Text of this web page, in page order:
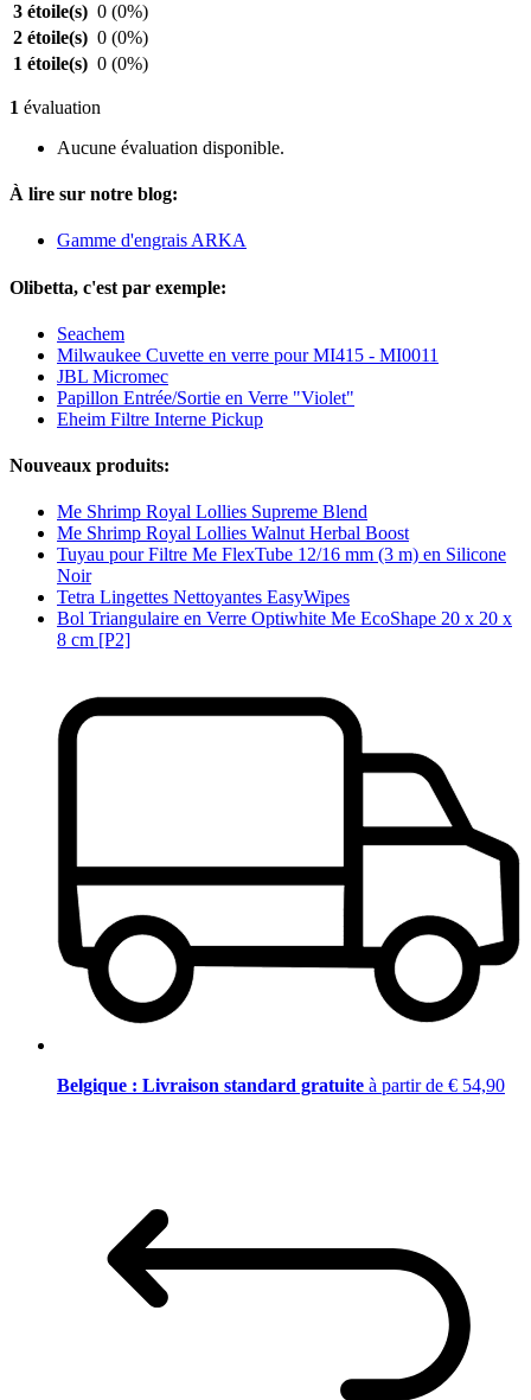
3 étoile(s) 0 (0%)
2 étoile(s) 0 (0%)
1 étoile(s) 0 (0%)
1 évaluation
Aucune évaluation disponible.
À lire sur notre blog:
Gamme d'engrais ARKA
Olibetta, c'est par exemple:
Seachem
Milwaukee Cuvette en verre pour MI415 - MI0011
JBL Micromec
Papillon Entrée/Sortie en Verre "Violet"
Eheim Filtre Interne Pickup
Nouveaux produits:
Me Shrimp Royal Lollies Supreme Blend
Me Shrimp Royal Lollies Walnut Herbal Boost
Tuyau pour Filtre Me FlexTube 12/16 mm (3 m) en Silicone
Noir
Tetra Lingettes Nettoyantes EasyWipes
Bol Triangulaire en Verre Optiwhite Me EcoShape 20 x 20 x
8 cm [P2]
Belgique : Livraison standard gratuite à partir de € 54,90